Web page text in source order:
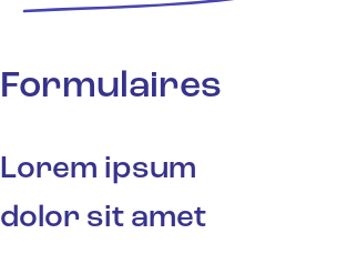
Formulaires
Lorem ipsum
dolor sit amet